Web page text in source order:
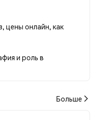
цены онлайн, как
и роль в
Больше